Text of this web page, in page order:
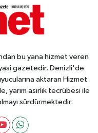
bu yana hizmet veren
gazetedir. Denizli'de
aktaran Hizmet
yarım asırlık tecrübesi ile
sürdürmektedir.